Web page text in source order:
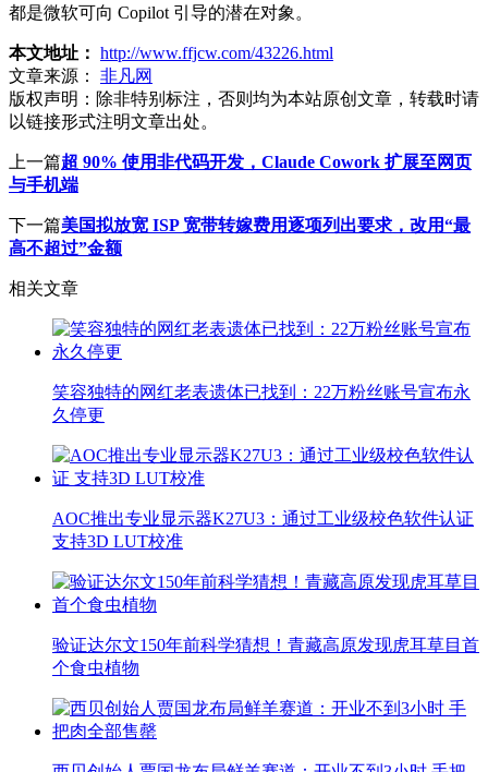
都是微软可向 Copilot 引导的潜在对象。
本文地址： http://www.ffjcw.com/43226.html
文章来源：
非凡网
版权声明： 除非特别标注，否则均为本站原创文章，转载时请
以链接形式注明文章出处。
上一篇超 90% 使用非代码开发，Claude Cowork 扩展至网页
与手机端
下一篇美国拟放宽 ISP 宽带转嫁费用逐项列出要求，改用“最
高不超过”金额
相关文章
笑容独特的网红老表遗体已找到：22万粉丝账号宣布永
久停更
AOC推出专业显示器K27U3：通过工业级校色软件认证
支持3D LUT校准
验证达尔文150年前科学猜想！青藏高原发现虎耳草目首
个食虫植物